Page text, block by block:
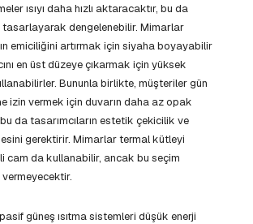
ısıyı daha hızlı aktaracaktır, bu da
tasarlayarak dengelenebilir. Mimarlar
emiciliğini artırmak için siyaha boyayabilir
en üst düzeye çıkarmak için yüksek
Bununla birlikte, müşteriler gün
izin vermek için duvarın daha az opak
da tasarımcıların estetik çekicilik ve
gerektirir. Mimarlar termal kütleyi
cam da kullanabilir, ancak bu seçim
güneş ısıtma sistemleri düşük enerji